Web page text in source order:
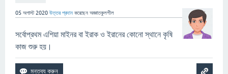
05 অগাস্ট 2020 উত্তর প্রদান করেছেন অজ্ঞাতকুলশীল
সর্বোপ্রথম এশিয়া মাইনর বা ইরাক ও ইরানের কোনো স্থানে কৃষি
কাজ শুরু হয়।